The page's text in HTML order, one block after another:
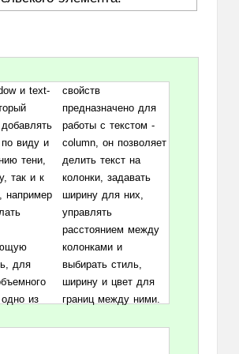
и text-
виду и
тени,
так и к
например
для
из
для
-
на
них,
и
для
границ между ними.